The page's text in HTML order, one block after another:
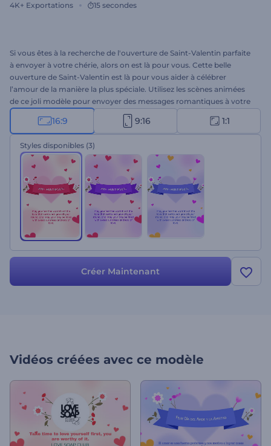
4K+ Exportations 15 secondes
Si vous êtes à la recherche de l'ouverture de Saint-Valentin parfaite
à envoyer à votre chérie, alors on est là pour vous. Cette belle
ouverture de Saint-Valentin est là pour vous aider à célébrer
l’amour de la manière la plus spéciale. Utilisez les scènes animées
de ce joli modèle pour envoyer des messages romantiques à votre
moitié et les faire sentir spécial. Il suffit de taper votre message,
télécharger un logo si nécessaire, et vous obtiendrez une vidéo
professionnelle en quelques secondes. Parfaitement adapté pour
les confessions d’amour, les salutations vidéo, les publicités
télévisées de la Saint-Valentin, les ouvertures de présentation de
vacances, et beaucoup plus de projets créatifs. Essayez maintenant
16:9 9:16 1:1
Styles disponibles (3)
Créer Maintenant
Vidéos créées avec ce modèle